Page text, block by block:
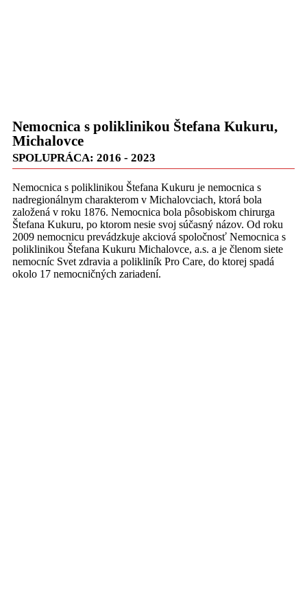
Nemocnica s poliklinikou Štefana Kukuru,
Michalovce
SPOLUPRÁCA: 2016 - 2023
Nemocnica s poliklinikou Štefana Kukuru je nemocnica s
nadregionálnym charakterom v Michalovciach, ktorá bola
založená v roku 1876. Nemocnica bola pôsobiskom chirurga
Štefana Kukuru, po ktorom nesie svoj súčasný názov. Od roku
2009 nemocnicu prevádzkuje akciová spoločnosť Nemocnica s
poliklinikou Štefana Kukuru Michalovce, a.s. a je členom siete
nemocníc Svet zdravia a polikliník Pro Care, do ktorej spadá
okolo 17 nemocničných zariadení.